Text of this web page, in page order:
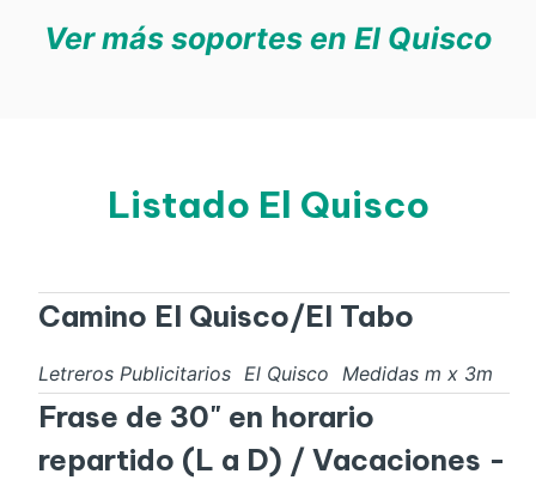
Ver más soportes en El Quisco
Listado El Quisco
Camino El Quisco/El Tabo
Letreros Publicitarios El Quisco Medidas m x 3m
Frase de 30" en horario
repartido (L a D) / Vacaciones -